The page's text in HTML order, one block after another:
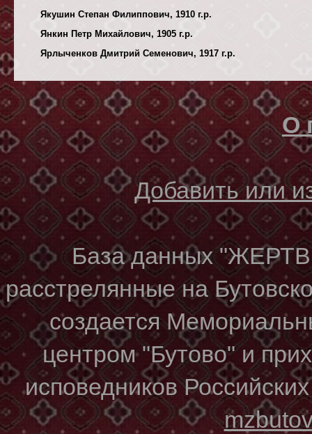
Якушин Степан Филиппович, 1910 г.р.
Янкин Петр Михайлович, 1905 г.р.
Ярлыченков Дмитрий Семенович, 1917 г.р.
О
Добавить или
База данных
расстрелянные на
создается
центром "Бутово" и
исповедников